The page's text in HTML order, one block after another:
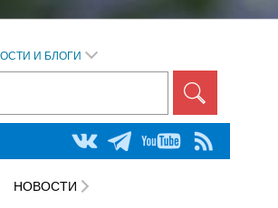
И БЛОГИ
НОВОСТИ